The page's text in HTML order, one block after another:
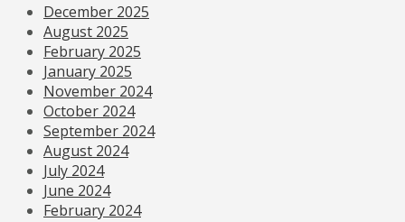
December 2025
August 2025
February 2025
January 2025
November 2024
October 2024
September 2024
August 2024
July 2024
June 2024
February 2024